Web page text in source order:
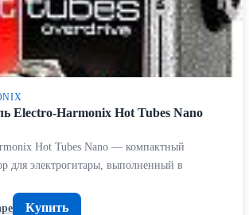
Electro-Harmonix Hot Tubes Nano
Hot Tubes Nano — компактный
для электрогитары, выполненный в
Купить